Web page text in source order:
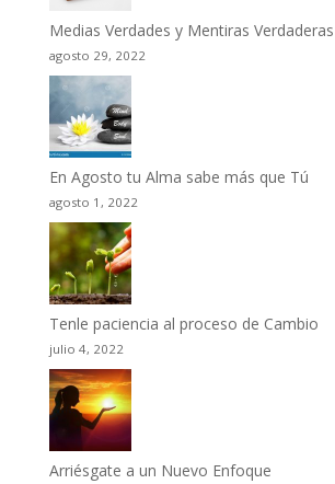
Medias Verdades y Mentiras Verdaderas
agosto 29, 2022
En Agosto tu Alma sabe más que Tú
agosto 1, 2022
Tenle paciencia al proceso de Cambio
julio 4, 2022
Arriésgate a un Nuevo Enfoque